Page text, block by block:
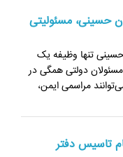
حسینی، مسئولیتی
تنها وظیفه یک
دولتی همگی در
مراسمی ایمن،
تاسیس دفتر